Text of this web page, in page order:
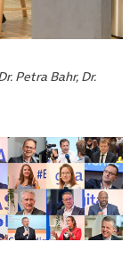
Petra Bahr, Dr.